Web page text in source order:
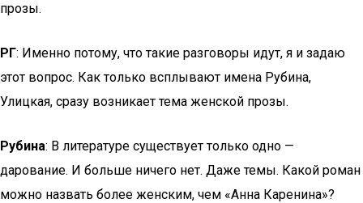
прозы.
РГ: Именно потому, что такие разговоры идут, я и задаю
этот вопрос. Как только всплывают имена Рубина,
Улицкая, сразу возникает тема женской прозы.
Рубина: В литературе существует только одно —
дарование. И больше ничего нет. Даже темы. Какой роман
можно назвать более женским, чем «Анна Каренина»?